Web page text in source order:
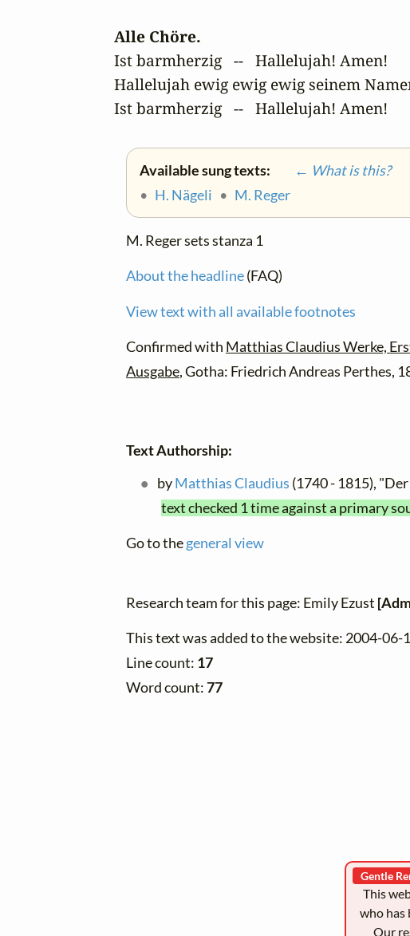
Alle Chöre.
Ist barmherzig   --   Hallelujah! Amen!
Hallelujah ewig ewig ewig seinem
Ist barmherzig   --   Hallelujah! Amen!
Available sung texts:
← What is this?
• H. Nägeli • M. Reger
M. Reger sets stanza 1
About the headline(FAQ)
View text with all available footnotes
Confirmed with Matthias Claudius Werke,
Ausgabe, Gotha: Friedrich Andreas Perthes,
Text Authorship:
byMatthias Claudius (1740 - 1815),
text checked 1 time against a primary
Go to thegeneral view
Research team for this page: Emily Ezust
This text was added to the website: 2004-06-
Line count: 17
Word count:77
Gentle
This
who has
Our